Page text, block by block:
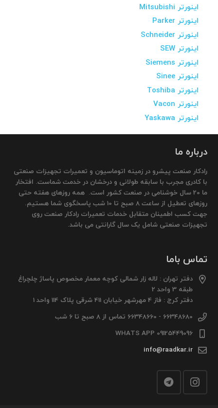
اینورتر Mitsubishi
اینورتر Parker
اینورتر Schneider
اینورتر SEW
اینورتر Siemens
اینورتر Sinee
اینورتر Toshiba
اینورتر Vacon
اینورتر Yaskawa
درباره ما
رادکار صنعت پیشرو در زمینه اتوماسیون و تعمیرات تجهیزات صنعتی
با کادری مجرب با سابقه طولانی و درخشان در خدمت شماست. افتخار
ما 20 سال خوشنامی در صنعت کشور است. همه روزهای هفته حتی
روزهای تعطیل از ساعت 8 صبح تا 10 شب پاسخگوی شما هستیم.
جهت کسب اطمینان متقابل خدمات تعمیرات رادکار صنعت روی
تجهیزات صنعتی شامل یک سال گارانتی می باشد.
تماس باما
دفتر تهران : لاله زار شمالی کوچه معمار مخصوص پاساژ چلچراغ
طبقه 3 واحد 2
دفتر کرج : فاز 4 مهرشهر خیابان 411 شرقی پلاک 114 واحد 1
66348680 - 66348660 تماس از 8 صبح تا 6 شب
09125449096 WHATS APP
info@raadkar.ir